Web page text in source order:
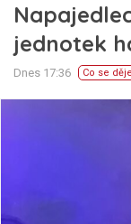
jednotek
Dnes 17:36 Co se děje